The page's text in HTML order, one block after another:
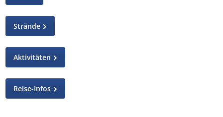
Strände
Aktivitäten
Reise-Infos